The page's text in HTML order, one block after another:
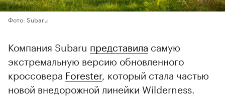
Фото: Subaru
Компания Subaru представила самую
экстремальную версию обновленного
кроссовера Forester, который стала частью
новой внедорожной линейки Wilderness.